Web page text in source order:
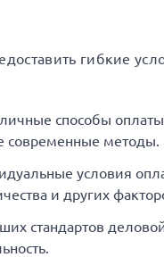
гибкие
способы
современные методы.
условия
и других
стандартов